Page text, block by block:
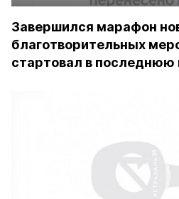
Завершился марафон
благотворительных
стартовал в